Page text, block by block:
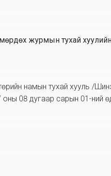
журмын тухай хуулийн
намын тухай хууль /
08 дугаар сарын 01-ний